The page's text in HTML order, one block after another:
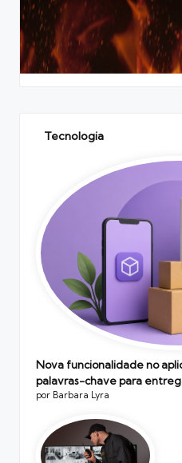
Tecnologia
Nova funcionalidade no
palavras-chave para
por Barbara Lyra